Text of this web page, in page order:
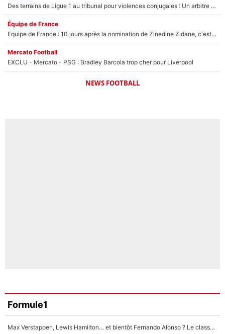
Des terrains de Ligue 1 au tribunal pour violences conjugales : Un arbitre français encourt une peine de 18 mois de prison !
Équipe de France
Equipe de France : 10 jours après la nomination de Zinedine Zidane, c'est au tour de son fils de prendre un nouveau départ !
Mercato Football
EXCLU - Mercato - PSG : Bradley Barcola trop cher pour Liverpool
NEWS FOOTBALL
Formule1
Max Verstappen, Lewis Hamilton… et bientôt Fernando Alonso ? Le classement des pilotes les mieux payés en Formule 1 risque de changer !